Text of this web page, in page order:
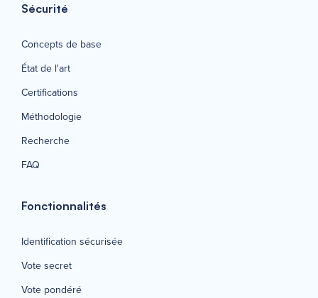
Sécurité
Concepts de base
État de l'art
Certifications
Méthodologie
Recherche
FAQ
Fonctionnalités
Identification sécurisée
Vote secret
Vote pondéré